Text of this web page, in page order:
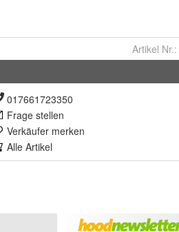
Artikel Nr.:
017661723350
Frage stellen
Verkäufer merken
Alle Artikel